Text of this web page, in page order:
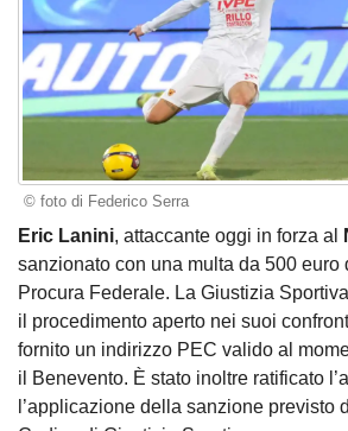
© foto di Federico Serra
Eric Lanini, attaccante oggi in forza al
sanzionato con una multa da 500 euro
Procura Federale. La Giustizia
il procedimento aperto nei suoi
fornito un indirizzo PEC valido al
il Benevento. È stato inoltre ratificato
l’applicazione della sanzione previsto